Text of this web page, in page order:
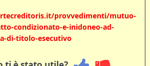
provvedimenti/mutuo-
condizionato-e-inidoneo-ad-
di-titolo-esecutivo